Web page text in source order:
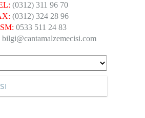
(0312) 311 96 70
(0312) 324 28 96
0533 511 24 83
bilgi@cantamalzemecisi.com